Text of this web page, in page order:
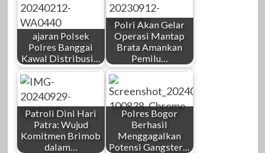
ajaran Polsek
Polres Banggai
Kawal Distribusi…
Polri Akan Gelar
Operasi Mantap
Brata Amankan
Pemilu…
Patroli Dini Hari
Patra: Wujud
Komitmen Brimob
dalam…
Polres Bogor
Berhasil
Menggagalkan
Potensi Gangster…